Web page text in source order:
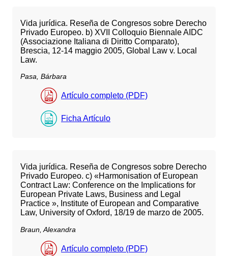
Vida jurídica. Reseña de Congresos sobre Derecho
Privado Europeo. b) XVII Colloquio Biennale AIDC
(Associazione Italiana di Diritto Comparato),
Brescia, 12-14 maggio 2005, Global Law v. Local
Law.
Pasa, Bárbara
Artículo completo (PDF)
Ficha Artículo
Vida jurídica. Reseña de Congresos sobre Derecho
Privado Europeo. c) «Harmonisation of European
Contract Law: Conference on the Implications for
European Private Laws, Business and Legal
Practice », Institute of European and Comparative
Law, University of Oxford, 18/19 de marzo de 2005.
Braun, Alexandra
Artículo completo (PDF)